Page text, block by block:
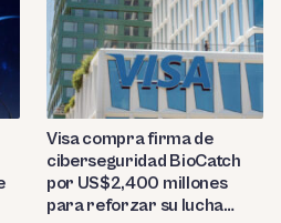
Visa compra firma de
ciberseguridad BioCatch
por US$2,400 millones
para reforzar su lucha